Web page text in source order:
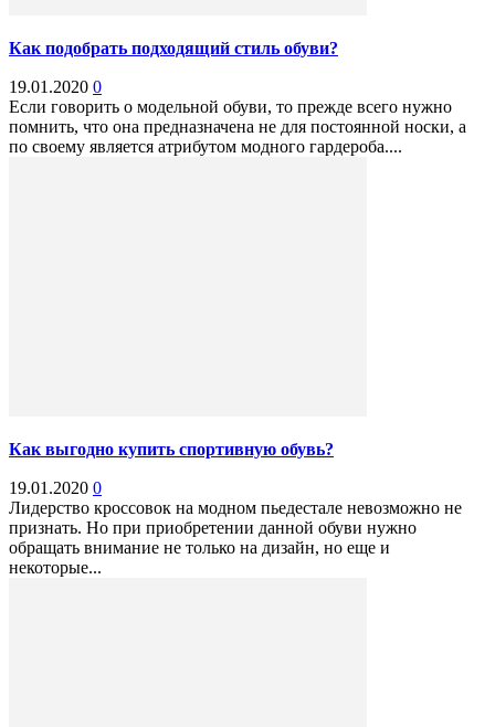
Как подобрать подходящий стиль обуви?
19.01.2020 0
Если говорить о модельной обуви, то прежде всего нужно
помнить, что она предназначена не для постоянной носки, а
по своему является атрибутом модного гардероба....
Как выгодно купить спортивную обувь?
19.01.2020 0
Лидерство кроссовок на модном пьедестале невозможно не
признать. Но при приобретении данной обуви нужно
обращать внимание не только на дизайн, но еще и
некоторые...